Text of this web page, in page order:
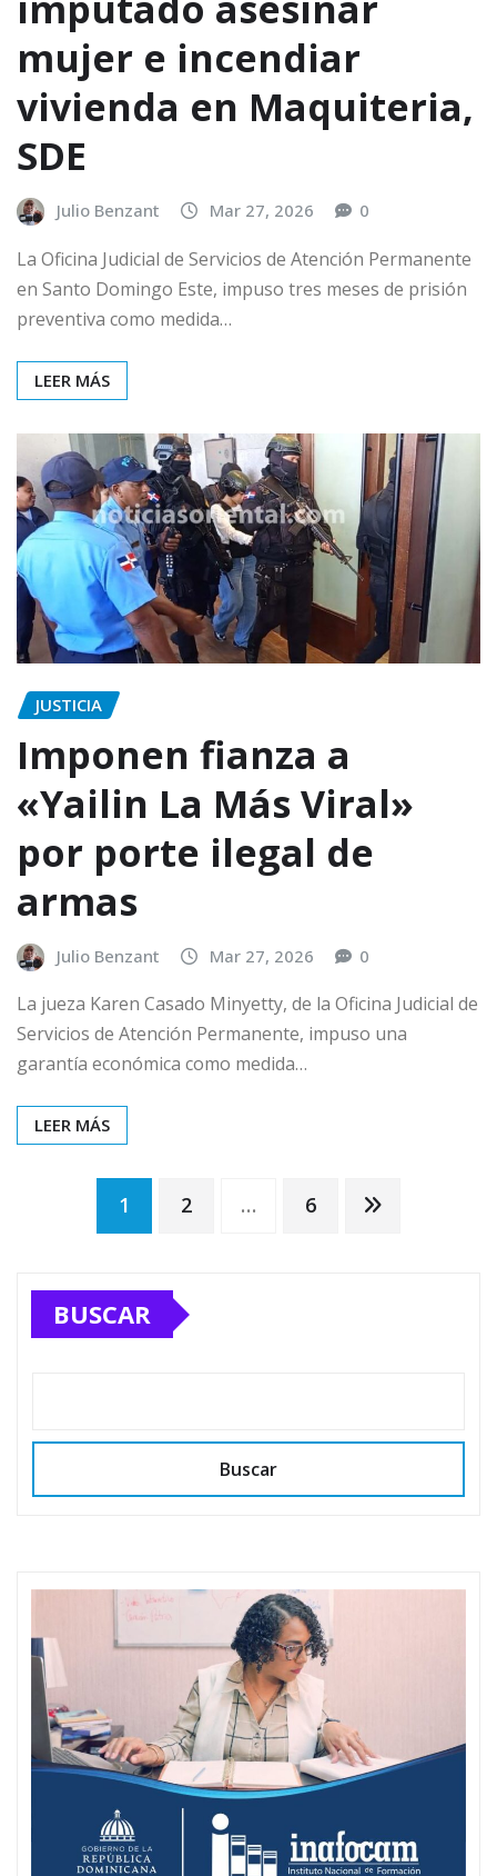
mujer e incendiar
vivienda en Maquiteria,
SDE
Julio Benzant Mar 27, 2026 0
La Oficina Judicial de Servicios de Atención Permanente
en Santo Domingo Este, impuso tres meses de prisión
preventiva como medida…
LEER MÁS
JUSTICIA
Imponen fianza a
«Yailin La Más Viral»
por porte ilegal de
armas
Julio Benzant Mar 27, 2026 0
La jueza Karen Casado Minyetty, de la Oficina Judicial de
Servicios de Atención Permanente, impuso una
garantía económica como medida…
LEER MÁS
Paginación
de
entradas
1 2 … 6
BUSCAR
Buscar